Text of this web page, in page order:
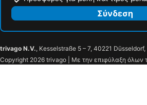
Σύνδεση
trivago N.V., Kesselstraße 5 – 7, 40221 Düsseldorf,
Copyright 2026 trivago | Με την επιφύλαξη όλων